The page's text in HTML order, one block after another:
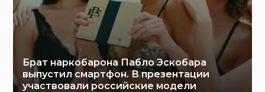
Брат наркобарона Пабло Эскобара
выпустил смартфон. В презентации
участвовали российские модели